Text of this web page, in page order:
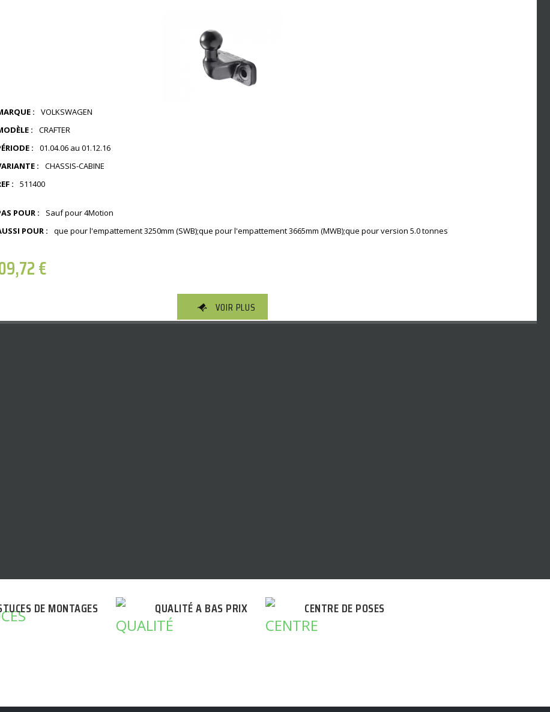
:
VOLKSWAGEN
:
CRAFTER
:
01.04.06 au 01.12.16
:
CHASSIS-CABINE
:
511400
POUR :
Sauf pour 4Motion
POUR :
que pour l'empattement 3250mm (SWB);que pour l'empattement 3665mm (MWB);que pour version 5.0 tonnes
€
VOIR PLUS
DE MONTAGES QUALITÉ A BAS PRIX CENTRE DE POSES